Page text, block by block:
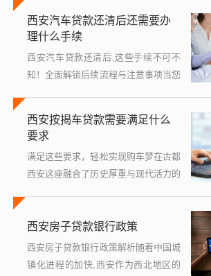
具，为购房者提供了资金支持，但同时
也带...
西安汽车贷款还清后还需要办
理什么手续
西安汽车贷款还清后,这些手续不可不
知！全面解锁后续流程与注意事项当您
您满心欢喜？这并不意味着与这辆车相
关...
西安按揭车贷款需要满足什么
要求
满足这些要求，轻松实现购车梦在古都
西安这座融合了历史厚重与现代活力的
念的转变，越来越多的市民选择通过贷
款...
西安房子贷款银行政策
西安房子贷款银行政策解析随着中国城
镇化进程的加快,西安作为西北地区的